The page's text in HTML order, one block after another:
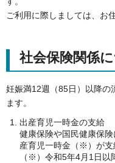
ご利用に際しましては、お
社会保険関係
妊娠満12週（85日）以降の
ます。
出産育児一時金の支給
健康保険や国民健康保
産育児一時金（※）が支
（※）令和5年4月1日以